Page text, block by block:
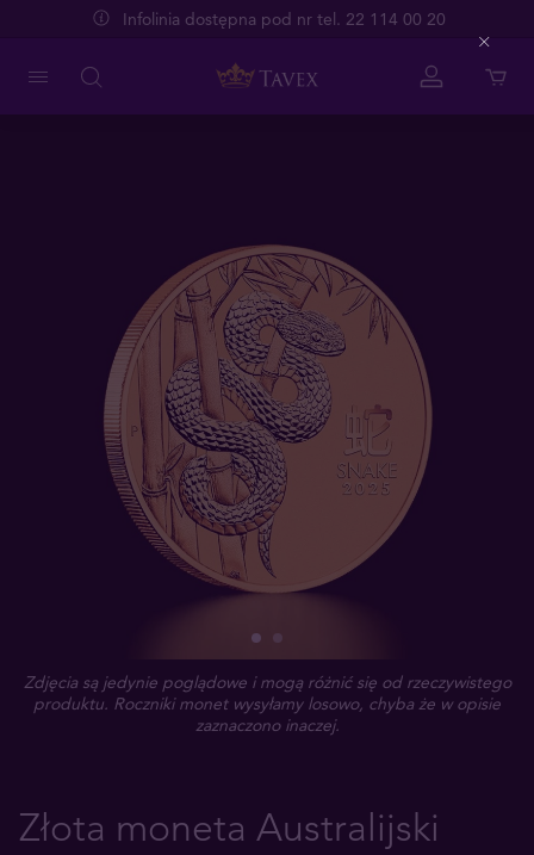
Infolinia dostępna pod nr tel. 22 114 00 20
Zdjęcia są jedynie poglądowe i mogą różnić się od rzeczywistego
produktu. Roczniki monet wysyłamy losowo, chyba że w opisie
zaznaczono inaczej.
Złota moneta Australijski
Close